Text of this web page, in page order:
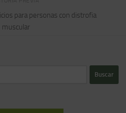
para personas con distrofia
muscular